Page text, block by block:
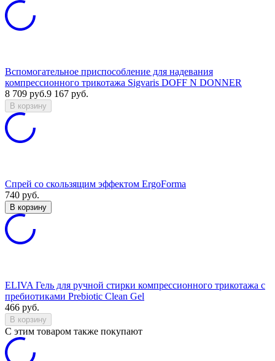
Вспомогательное приспособление для надевания
компрессионного трикотажа Sigvaris DOFF N DONNER
8 709 руб.9 167 руб.
В корзину
Спрей со скользящим эффектом ErgoForma
740 руб.
В корзину
ELIVA Гель для ручной стирки компрессионного трикотажа с
пребиотиками Prebiotic Clean Gel
466 руб.
В корзину
C этим товаром также покупают